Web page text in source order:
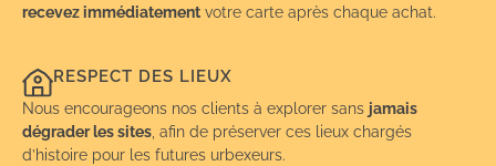
recevez immédiatement votre carte après chaque achat.
RESPECT DES LIEUX
Nous encourageons nos clients à explorer sans jamais
dégrader les sites , afin de préserver ces lieux chargés
d’histoire pour les futures urbexeurs.